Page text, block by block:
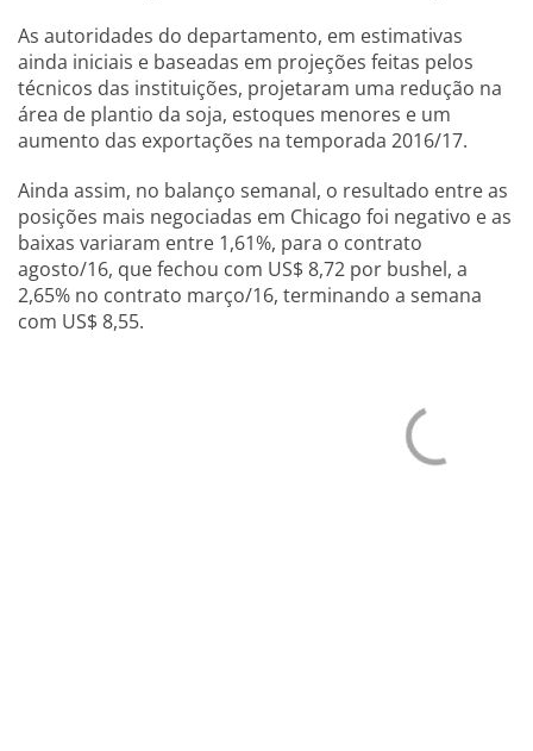
As autoridades do departamento, em estimativas
ainda iniciais e baseadas em projeções feitas pelos
técnicos das instituições, projetaram uma redução na
área de plantio da soja, estoques menores e um
aumento das exportações na temporada 2016/17.
Ainda assim, no balanço semanal, o resultado entre as
posições mais negociadas em Chicago foi negativo e as
baixas variaram entre 1,61%, para o contrato
agosto/16, que fechou com US$ 8,72 por bushel, a
2,65% no contrato março/16, terminando a semana
com US$ 8,55.